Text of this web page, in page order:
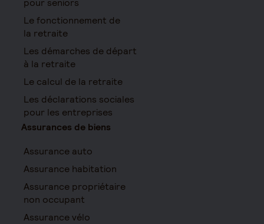
pour seniors
Le fonctionnement de
la retraite
Les démarches de départ
à la retraite
Le calcul de la retraite
Les déclarations sociales
pour les entreprises
Assurances de biens
Assurance auto
Assurance habitation
Assurance propriétaire
non occupant
Assurance vélo